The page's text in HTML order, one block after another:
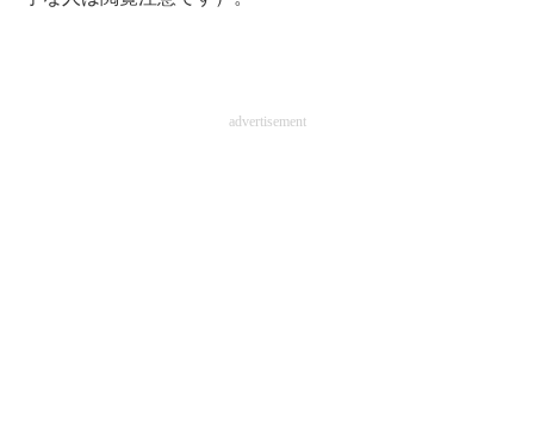
進化するPCとデバイスの未来
advertisement